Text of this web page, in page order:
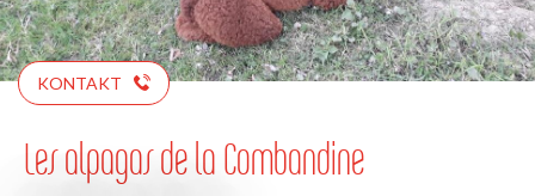
KONTAKT
Les alpagas de la Combandine